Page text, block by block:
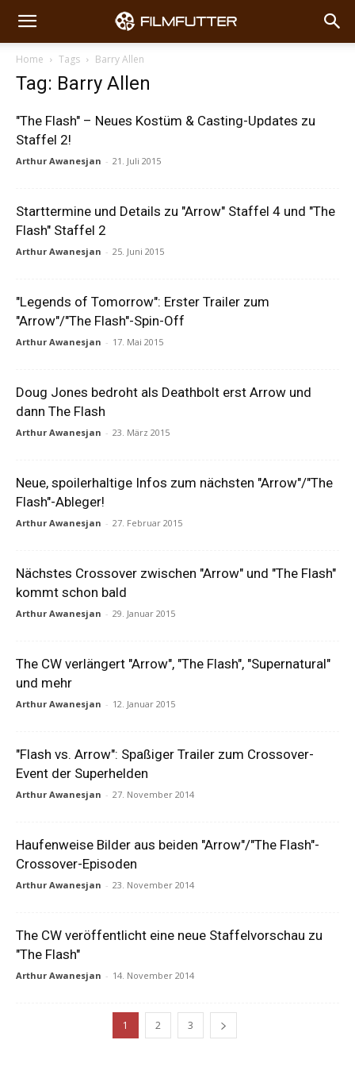
Home Tags Barry Allen
Tag: Barry Allen
"The Flash" – Neues Kostüm & Casting-Updates zu
Staffel 2!
Arthur Awanesjan - 21. Juli 2015
Starttermine und Details zu "Arrow" Staffel 4 und "The
Flash" Staffel 2
Arthur Awanesjan - 25. Juni 2015
"Legends of Tomorrow": Erster Trailer zum
"Arrow"/"The Flash"-Spin-Off
Arthur Awanesjan - 17. Mai 2015
Doug Jones bedroht als Deathbolt erst Arrow und
dann The Flash
Arthur Awanesjan - 23. März 2015
Neue, spoilerhaltige Infos zum nächsten "Arrow"/"The
Flash"-Ableger!
Arthur Awanesjan - 27. Februar 2015
Nächstes Crossover zwischen "Arrow" und "The Flash"
kommt schon bald
Arthur Awanesjan - 29. Januar 2015
The CW verlängert "Arrow", "The Flash", "Supernatural"
und mehr
Arthur Awanesjan - 12. Januar 2015
"Flash vs. Arrow": Spaßiger Trailer zum Crossover-
Event der Superhelden
Arthur Awanesjan - 27. November 2014
Haufenweise Bilder aus beiden "Arrow"/"The Flash"-
Crossover-Episoden
Arthur Awanesjan - 23. November 2014
The CW veröffentlicht eine neue Staffelvorschau zu
"The Flash"
Arthur Awanesjan - 14. November 2014
1 2 3